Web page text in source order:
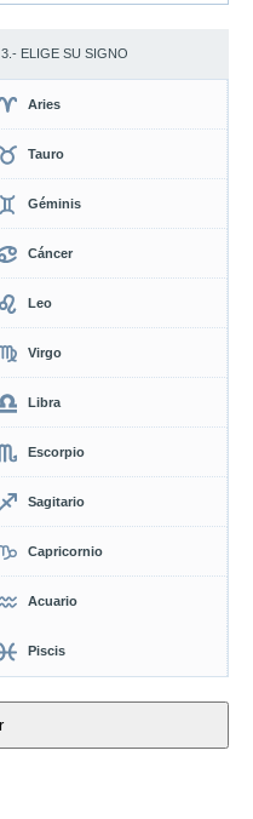
3.- ELIGE SU SIGNO
Aries
Tauro
Géminis
Cáncer
Leo
Virgo
Libra
Escorpio
Sagitario
Capricornio
Acuario
Piscis